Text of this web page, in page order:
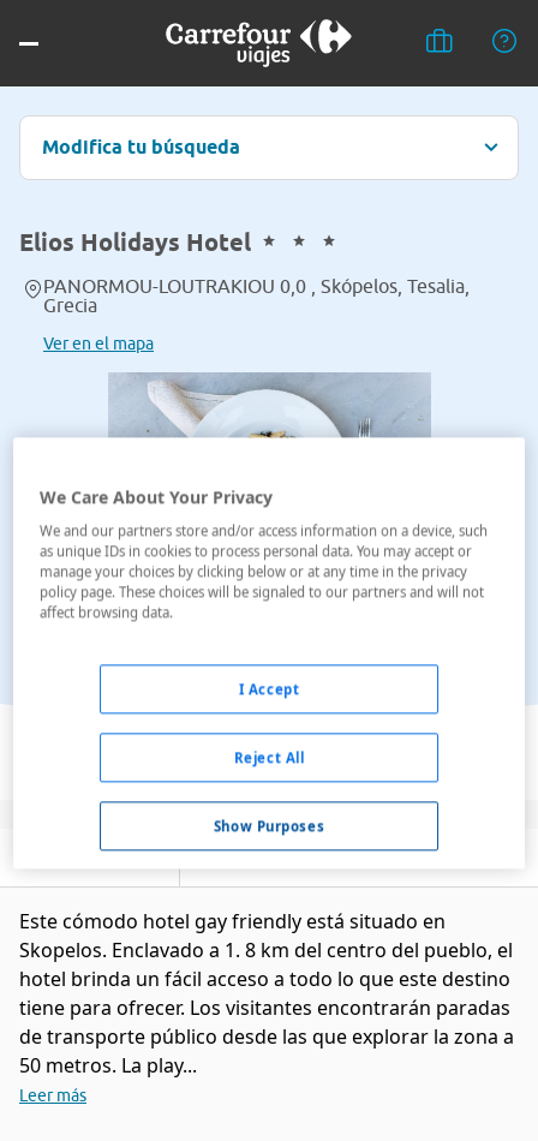
Modifica tu búsqueda
Elios Holidays Hotel
PANORMOU-LOUTRAKIOU 0,0 , Skópelos, Tesalia,
Grecia
Ver en el mapa
Ver en el mapa
Descripción Servicios
Este cómodo hotel gay friendly está situado en
Skopelos. Enclavado a 1. 8 km del centro del pueblo, el
hotel brinda un fácil acceso a todo lo que este destino
tiene para ofrecer. Los visitantes encontrarán paradas
de transporte público desde las que explorar la zona a
50 metros. La play...
Leer más
We Care About Your Privacy
We and our partners store and/or access information on a device, such
as unique IDs in cookies to process personal data. You may accept or
manage your choices by clicking below or at any time in the privacy
policy page. These choices will be signaled to our partners and will not
affect browsing data.
Show Purposes
Reject All
I Accept